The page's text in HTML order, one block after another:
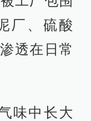
厂、硫酸
透在日常
味中长大